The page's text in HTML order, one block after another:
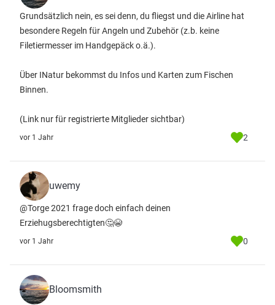
Grundsätzlich nein, es sei denn, du fliegst und die Airline hat
besondere Regeln für Angeln und Zubehör (z.b. keine
Filetiermesser im Handgepäck o.ä.).
Über INatur bekommst du Infos und Karten zum Fischen
Binnen.
(Link nur für registrierte Mitglieder sichtbar)
vor 1 Jahr 2
uwemy
@Torge 2021 frage doch einfach deinen
Erziehugsberechtigten🤔😭
vor 1 Jahr 0
Bloomsmith